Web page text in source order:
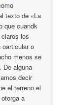
texto de «La
que cuandk
los
oarticular o
menos se
De alguna
decir
el terreno el
a